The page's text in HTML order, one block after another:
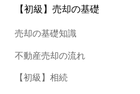
【初級】売却の基礎
売却の基礎知識
不動産売却の流れ
【初級】相続